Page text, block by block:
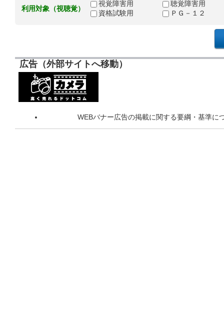
利用対象（視聴覚）
視覚障害用
聴覚障害用
資格試験用
ＰＧ－１２
広告（外部サイトへ移動）
WEBバナー広告の掲載に関する要綱・基準に